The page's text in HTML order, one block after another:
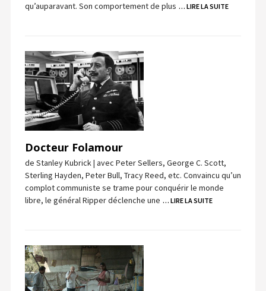
qu’auparavant. Son comportement de plus … LIRE LA SUITE
Docteur Folamour
de Stanley Kubrick | avec Peter Sellers, George C. Scott,
Sterling Hayden, Peter Bull, Tracy Reed, etc. Convaincu qu’un
complot communiste se trame pour conquérir le monde
libre, le général Ripper déclenche une … LIRE LA SUITE